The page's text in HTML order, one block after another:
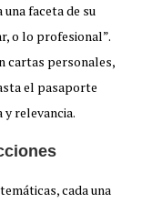
faceta de su
o lo profesional”.
cartas personales,
el pasaporte
relevancia.
cada una